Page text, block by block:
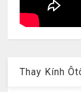
Thay Kính